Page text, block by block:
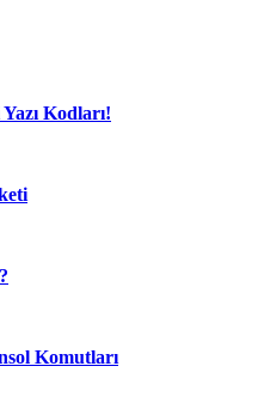
Kodları!
Komutları